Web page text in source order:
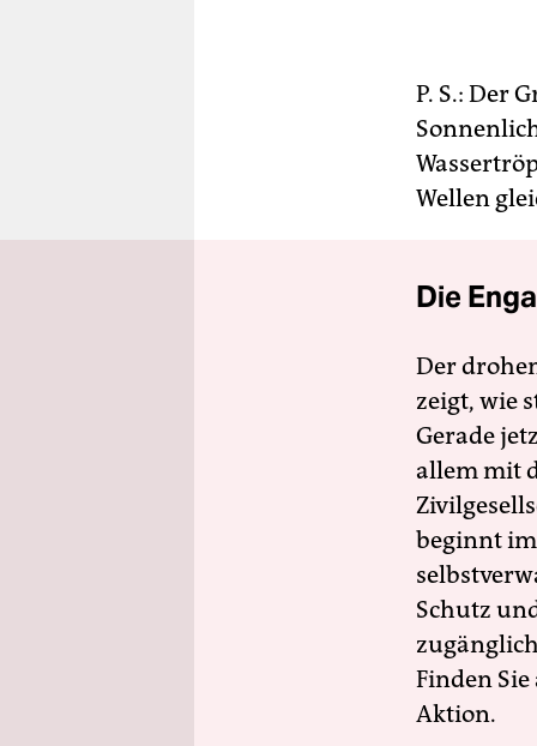
P. S.: Der
Wellen
Die
Der
zeigt, wie
Gerade
allem mit
beginnt
Schutz
Finden
Aktion.